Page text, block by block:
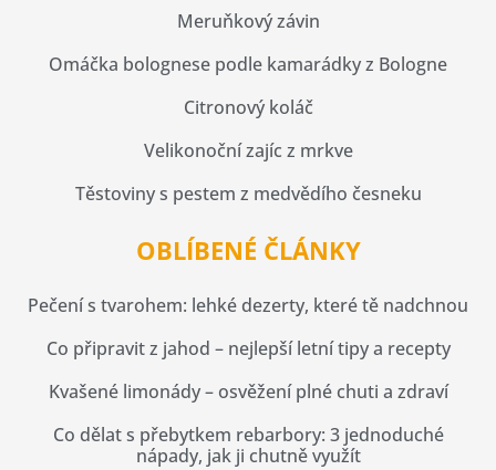
Meruňkový závin
Omáčka bolognese podle kamarádky z Bologne
Citronový koláč
Velikonoční zajíc z mrkve
Těstoviny s pestem z medvědího česneku
OBLÍBENÉ ČLÁNKY
Pečení s tvarohem: lehké dezerty, které tě nadchnou
Co připravit z jahod – nejlepší letní tipy a recepty
Kvašené limonády – osvěžení plné chuti a zdraví
Co dělat s přebytkem rebarbory: 3 jednoduché
nápady, jak ji chutně využít